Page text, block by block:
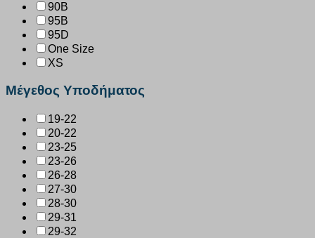
90B
95B
95D
One Size
XS
Μέγεθος Υποδήματος
19-22
20-22
23-25
23-26
26-28
27-30
28-30
29-31
29-32